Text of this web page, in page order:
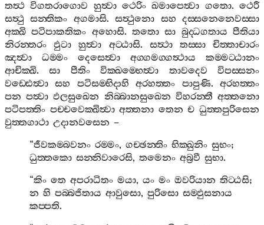
තත්‍ථ විගතරාගොව හුත්‍වා ථෙරිං ඛමාපෙත්‍වා ගතො.ථෙරී
සත්‍ථු සන‍්තිකං අගමාසි.සත්‍ථුනො සහ දස‍්සනෙනෙවස‍්සා
අක‍්ඛි පටිපාකතිකං අහොසි.තතො සා බුද‍්ධගතාය පීතියා
නිරන‍්තරං
ඵුටා හුත්‍වා අට‍්ඨාසි. සත්‍ථා තස‍්සා
චිත‍්තාචාරං
ඤත්‍වා
ධම‍්මං දෙසෙත්‍වා අග‍්ගමග‍්ගත්‍ථාය
කම‍්මට‍්ඨානං
ආචික‍්ඛි.සා පීතිං වික‍්ඛම‍්භෙත්‍වා තාවදෙව
විපස‍්සනං
වඩ‍්ඪෙත්‍වා
සහ පටිසම‍්භිදාහි අරහත‍්තං පාපුණි.අරහත‍්තං
පන පත්‍වා ඵලසුඛෙන නිබ‍්බානසුඛෙන විහරන‍්තී අත‍්තනො
පටිපත‍්තිං පච‍්චවෙක‍්ඛිත්‍වා අත‍්තනා තෙන ච ධුත‍්තපුරිසෙන
වුත‍්තගාථා උදානවසෙන –
“ජීවකම‍්බවනං රම‍්මං,ගච‍්ඡන‍්තිං භික‍්ඛුනිං සුභං;
ධුත‍්තකො සන‍්නිවාරෙසි,තමෙනං අබ්‍රවී සුභා.
“කිං තෙ අපරාධිතං මයා,යං මං ඔවරියාන තිට‍්ඨසි;
න හි පබ‍්බජිතාය ආවුසො,පුරිසො සම‍්ඵුසනාය
කප‍්පති.